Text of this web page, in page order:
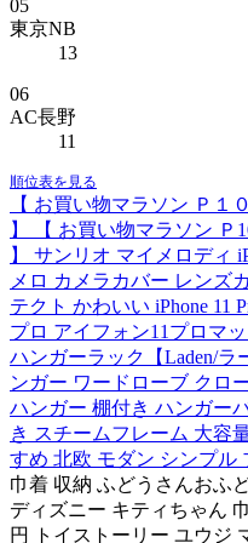
05
東京NB
13
06
AC長野
11
順位表を見る
【 お買い物マラソン Ｐ１
】 【 お買い物マラソン Ｐ
】 サンリオ マイメロディ
メロ カメラカバー レンズ
テクト かわいい iPhone 11
プロ アイフォン11プロマ
ハンガーラック【Laden/
ンガー ワードローブ クロ
ハンガー 棚付き ハンガー
き スチームフレーム 大容
すめ 北欧 モダン シンプル
巾着 収納 ふどうさんおふ
ディズニー キティちゃん
円 トイストーリー ユウジ